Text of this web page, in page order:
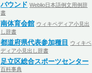
バウンド Weblio日本語例文用例辞
書
南体育会館 ウィキペディア小見出
し辞書
都道府県代表参加種目
ウィキペ
ディア小見出し辞書
足立区総合スポーツセンター
百科事典